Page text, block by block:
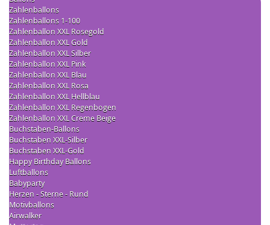
Zahlenballons
Zahlenballons 1-100
Zahlenballon XXL Rosegold
Zahlenballon XXL Gold
Zahlenballon XXL Silber
Zahlenballon XXL Pink
Zahlenballon XXL Blau
Zahlenballon XXL Rosa
Zahlenballon XXL Hellblau
Zahlenballon XXL Regenbogen
Zahlenballon XXL Creme Beige
Buchstaben-Ballons
Buchstaben XXL-Silber
Buchstaben XXL-Gold
Happy Birthday Ballons
Luftballons
Babyparty
Herzen - Sterne - Rund
Motivballons
Airwalker